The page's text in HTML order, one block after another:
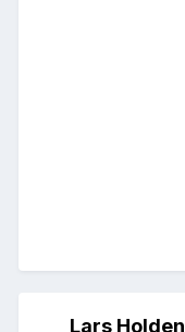
Lars Holden